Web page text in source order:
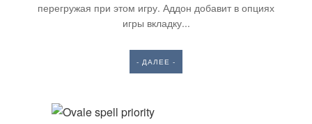
перегружая при этом игру. Аддон добавит в опциях
игры вкладку...
- ДАЛЕЕ -